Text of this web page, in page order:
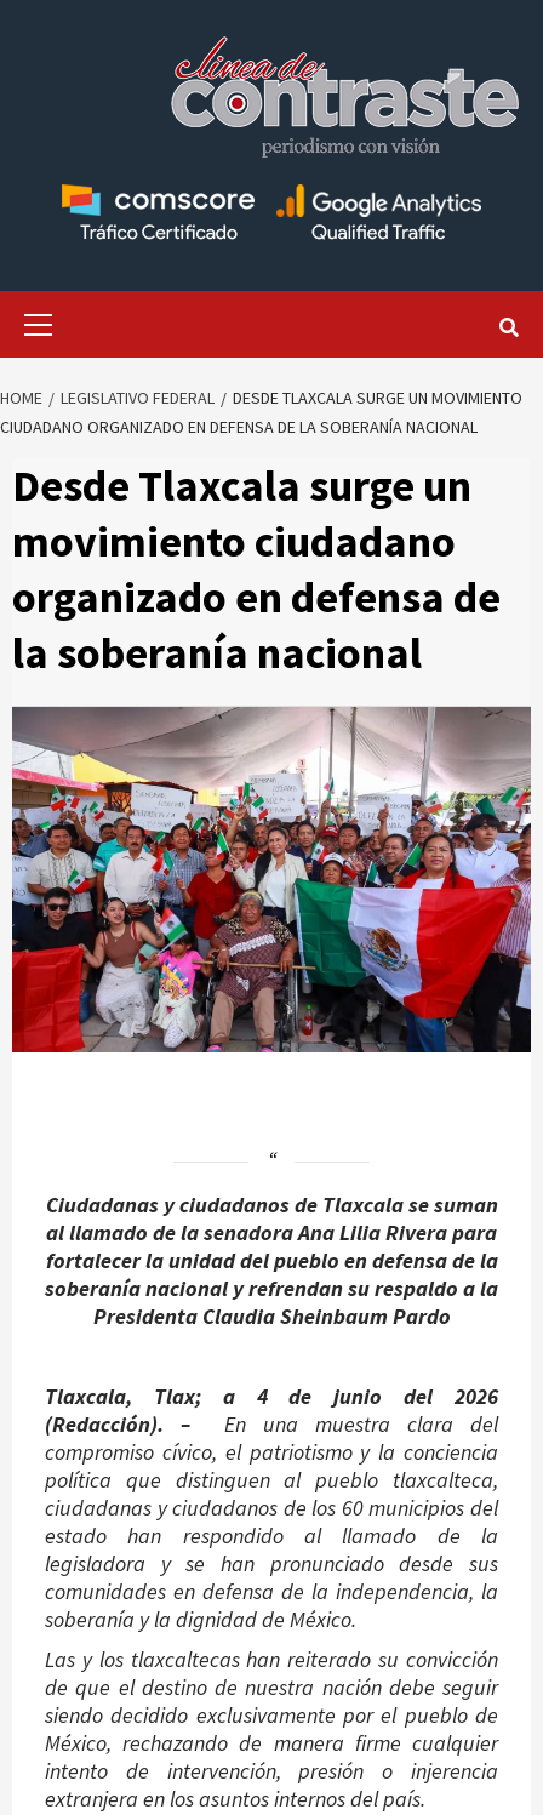
HOME LEGISLATIVO FEDERAL
DESDE TLAXCALA SURGE UN MOVIMIENTO
CIUDADANO ORGANIZADO EN DEFENSA DE LA SOBERANÍA NACIONAL
Desde Tlaxcala surge un
movimiento ciudadano
organizado en defensa de
la soberanía nacional
Ciudadanas y ciudadanos de Tlaxcala se suman
al llamado de la senadora Ana Lilia Rivera para
fortalecer la unidad del pueblo en defensa de la
soberanía nacional y refrendan su respaldo a la
Presidenta Claudia Sheinbaum Pardo
Tlaxcala, Tlax; a 4 de junio del 2026
(Redacción). – En una muestra clara del
compromiso cívico, el patriotismo y la conciencia
política que distinguen al pueblo tlaxcalteca,
ciudadanas y ciudadanos de los 60 municipios del
estado han respondido al llamado de la
legisladora y se han pronunciado desde sus
comunidades en defensa de la independencia, la
soberanía y la dignidad de México.
Las y los tlaxcaltecas han reiterado su convicción
de que el destino de nuestra nación debe seguir
siendo decidido exclusivamente por el pueblo de
México, rechazando de manera firme cualquier
intento de intervención, presión o injerencia
extranjera en los asuntos internos del país.